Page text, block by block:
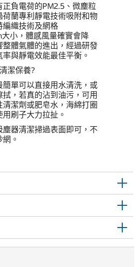
正負電荷的PM2.5、微塵粒
荷蘭專利靜電技術吸附和物
編織技術及網格
大小，體感風量確實會降
整體氣體的進出，經過研發
與靜電效能最佳平衡。
潔保養?
簡單可以直接用水清洗，或
拭，若真的沾到油污，可用
潔劑或肥皂水，海綿打圈
刷子大力拉扯。
塵器清潔掃過表面即可，不
。